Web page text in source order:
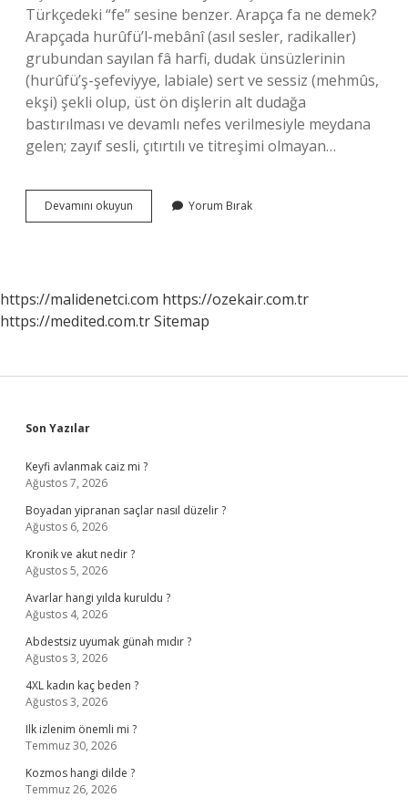
Türkçedeki “fe” sesine benzer. Arapça fa ne demek?
Arapçada hurûfü’l-mebânî (asıl sesler, radikaller)
grubundan sayılan fâ harfi, dudak ünsüzlerinin
(hurûfü’ş-şefeviyye, labiale) sert ve sessiz (mehmûs,
ekşi) şekli olup, üst ön dişlerin alt dudağa
bastırılması ve devamlı nefes verilmesiyle meydana
gelen; zayıf sesli, çıtırtılı ve titreşimi olmayan…
Devamını okuyun Arapçada
Fe
Yorum Bırak
https://malidenetci.com https://ozekair.com.tr
https://medited.com.trSitemap
Sidebar
Son Yazılar
Keyfi avlanmak caiz mi ?
Ağustos 7, 2026
Boyadan yipranan saçlar nasıl düzelir ?
Ağustos 6, 2026
Kronik ve akut nedir ?
Ağustos 5, 2026
Avarlar hangi yılda kuruldu ?
Ağustos 4, 2026
Abdestsiz uyumak günah mıdır ?
Ağustos 3, 2026
4XL kadın kaç beden ?
Ağustos 3, 2026
Ilk izlenim önemli mi ?
Temmuz 30, 2026
Kozmos hangi dilde ?
Temmuz 26, 2026